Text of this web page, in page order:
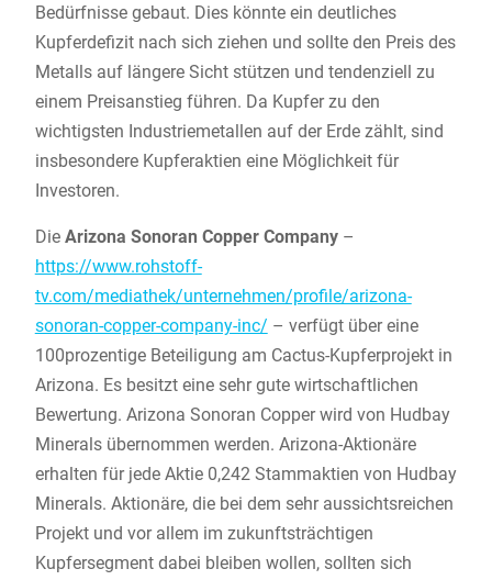
Bedürfnisse gebaut. Dies könnte ein deutliches
Kupferdefizit nach sich ziehen und sollte den Preis des
Metalls auf längere Sicht stützen und tendenziell zu
einem Preisanstieg führen. Da Kupfer zu den
wichtigsten Industriemetallen auf der Erde zählt, sind
insbesondere Kupferaktien eine Möglichkeit für
Investoren.
Die Arizona Sonoran Copper Company–
https://www.rohstoff-
tv.com/mediathek/unternehmen/profile/arizona-
sonoran-copper-company-inc/ – verfügt über eine
100prozentige Beteiligung am Cactus-Kupferprojekt in
Arizona. Es besitzt eine sehr gute wirtschaftlichen
Bewertung. Arizona Sonoran Copper wird von Hudbay
Minerals übernommen werden. Arizona-Aktionäre
erhalten für jede Aktie 0,242 Stammaktien von Hudbay
Minerals. Aktionäre, die bei dem sehr aussichtsreichen
Projekt und vor allem im zukunftsträchtigen
Kupfersegment dabei bleiben wollen, sollten sich